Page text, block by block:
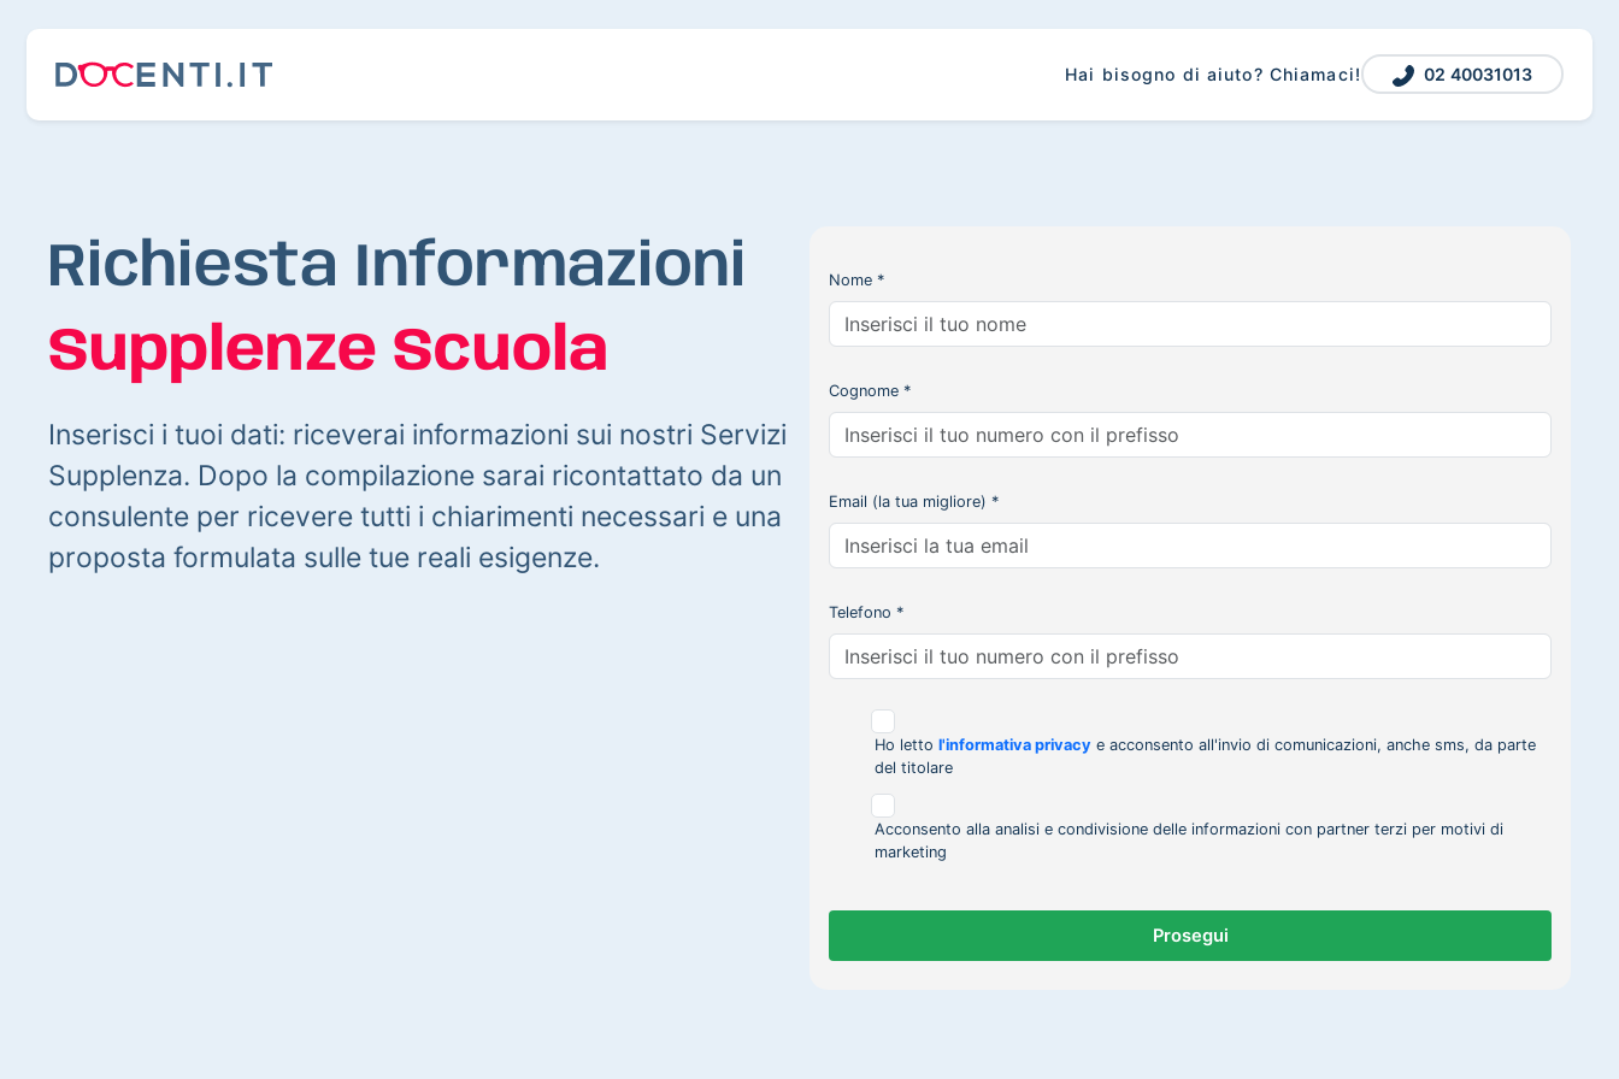
Hai bisogno di aiuto? Chiamaci! 02 40031013
Richiesta Informazioni
Supplenze Scuola
Inserisci i tuoi dati: riceverai informazioni sui nostri Servizi
Supplenza. Dopo la compilazione sarai ricontattato da un
consulente per ricevere tutti i chiarimenti necessari e una
proposta formulata sulle tue reali esigenze.
Nome *
Cognome *
Email (la tua migliore) *
Telefono *
Ho letto l'informativa privacy e acconsento all'invio di comunicazioni, anche sms, da parte
del titolare
Acconsento alla analisi e condivisione delle informazioni con partner terzi per motivi di
marketing